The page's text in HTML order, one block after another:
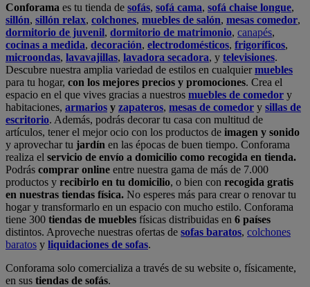
Conforama es tu tienda de sofás, sofá cama, sofá chaise longue,
sillón, sillón relax, colchones, muebles de salón, mesas comedor,
dormitorio de juvenil, dormitorio de matrimonio, canapés,
cocinas a medida, decoración, electrodomésticos, frigoríficos,
microondas, lavavajillas, lavadora secadora, y televisiones.
Descubre nuestra amplia variedad de estilos en cualquiermuebles
para tu hogar, con los mejores precios y promociones. Crea el
espacio en el que vives gracias a nuestros muebles de comedor y
habitaciones, armarios y zapateros, mesas de comedor y sillas de
escritorio. Además, podrás decorar tu casa con multitud de
artículos, tener el mejor ocio con los productos de imagen y sonido
y aprovechar tu jardín en las épocas de buen tiempo. Conforama
realiza el servicio de envío a domicilio como recogida en tienda.
Podrás comprar online entre nuestra gama de más de 7.000
productos y recibirlo en tu domicilio, o bien con recogida gratis
en nuestras tiendas física. No esperes más para crear o renovar tu
hogar y transformarlo en un espacio con mucho estilo. Conforama
tiene 300 tiendas de muebles físicas distribuidas en 6 países
distintos. Aproveche nuestras ofertas de sofas baratos, colchones
baratos y liquidaciones de sofas.
Conforama solo comercializa a través de su website o, físicamente,
en sus tiendas de sofás.